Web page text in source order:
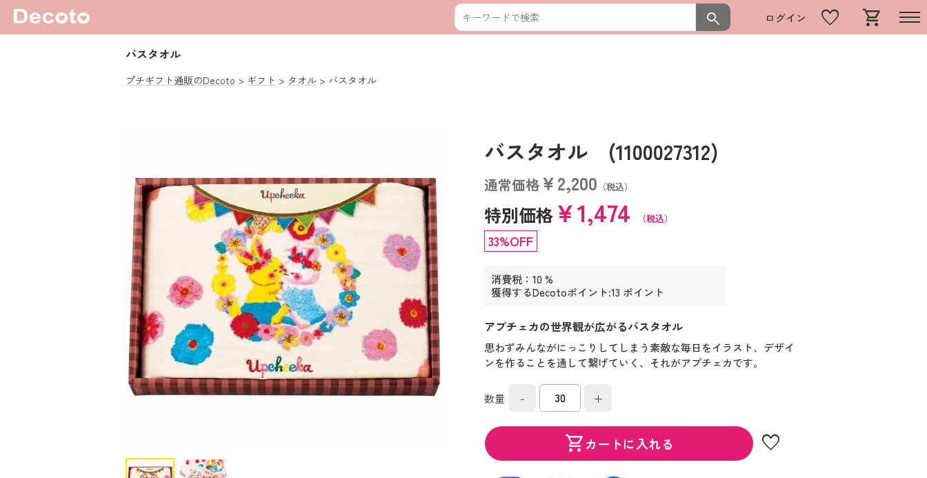
search ログイン favorite shopping_cart
バスタオル
プチギフト通販のDecoto ギフト タオル バスタオル
バスタオル (1100027312)
通常価格￥2,200 （税込）
特別価格￥1,474 （税込）
33%OFF
消費税：10 %
獲得するDecotoポイント:13 ポイント
アプチェカの世界観が広がるバスタオル
思わずみんながにっこりしてしまう素敵な毎日をイラスト、デザイ
ンを作ることを通して繋げていく、それがアプチェカです。
数量 - +
shopping_cartカートに入れる favorite